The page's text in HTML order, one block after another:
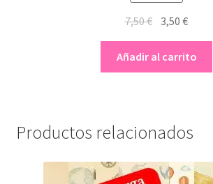
7,50€ El
precio
original
era:
3,50€El
precio
actual
es:
Añadir al carrito
Productos relacionados